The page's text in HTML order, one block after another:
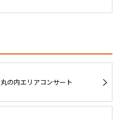
丸の内エリアコンサート